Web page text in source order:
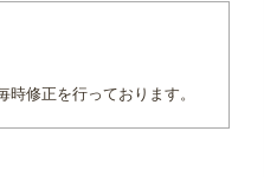
修正を行っております。